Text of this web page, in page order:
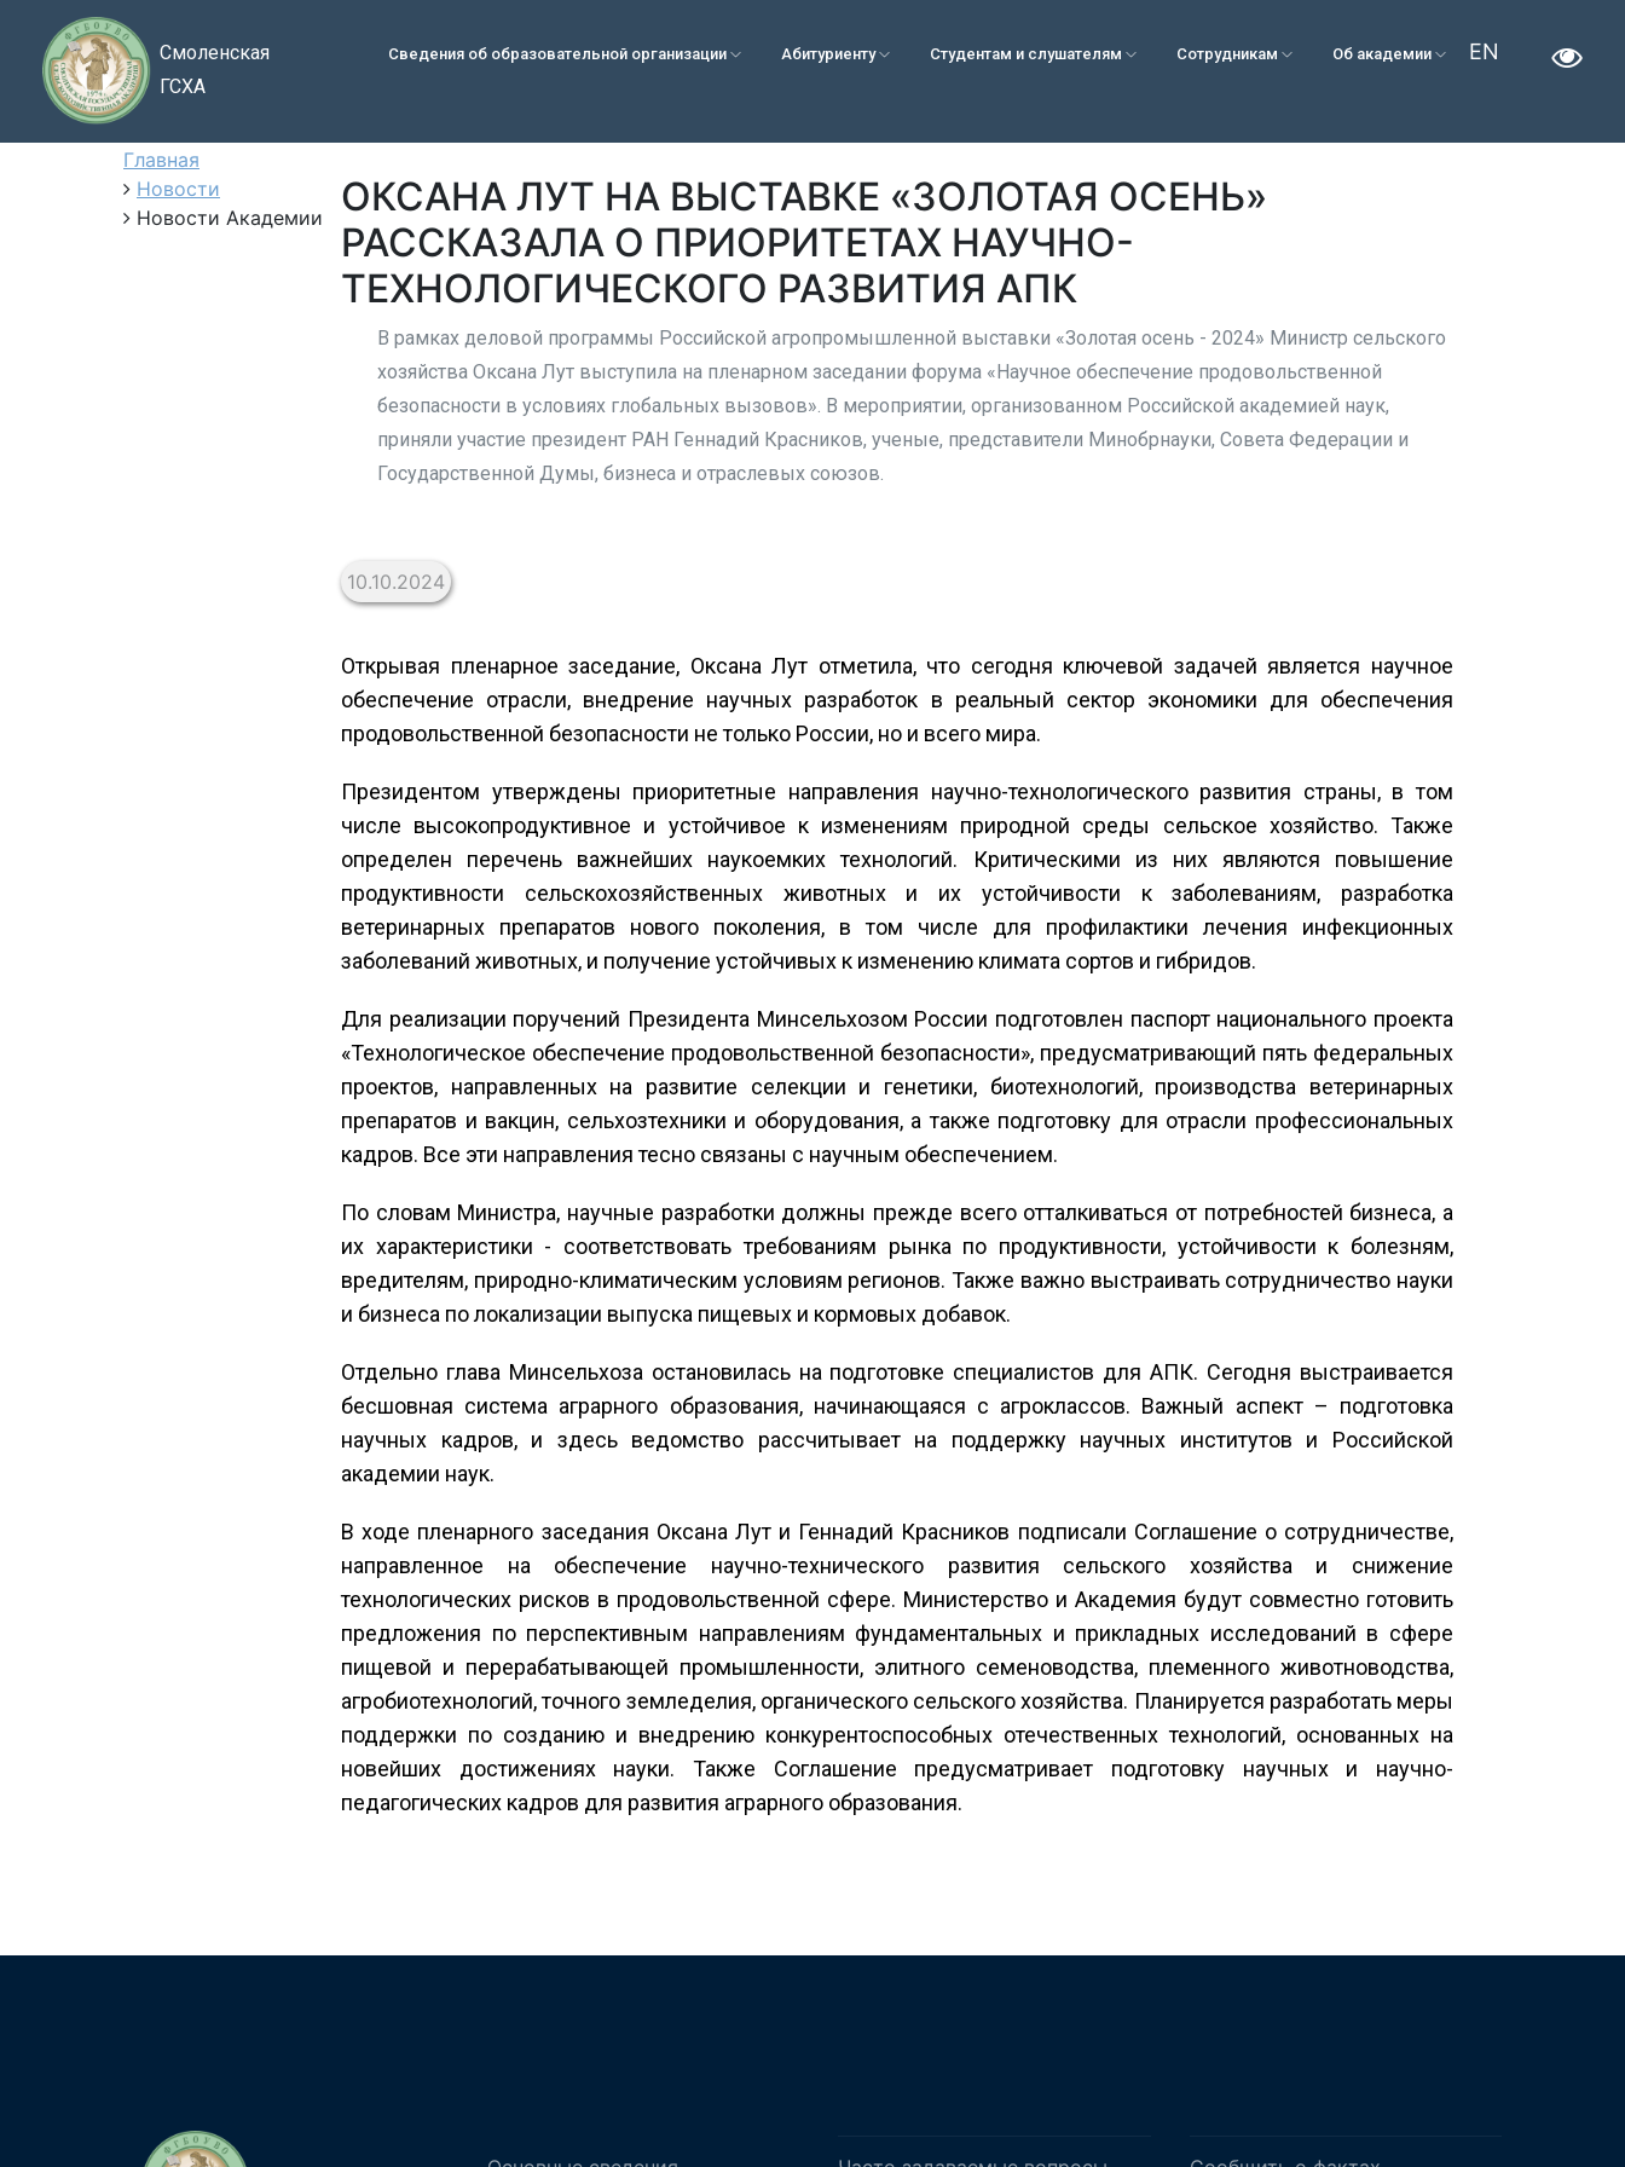
Смоленская
ГСХА
Сведения об образовательной организации Абитуриенту Студентам и слушателям Сотрудникам Об академии EN
Главная
Новости
Новости Академии
ОКСАНА ЛУТ НА ВЫСТАВКЕ «ЗОЛОТАЯ ОСЕНЬ»
РАССКАЗАЛА О ПРИОРИТЕТАХ НАУЧНО-
ТЕХНОЛОГИЧЕСКОГО РАЗВИТИЯ АПК
В рамках деловой программы Российской агропромышленной выставки «Золотая осень - 2024» Министр сельского
хозяйства Оксана Лут выступила на пленарном заседании форума «Научное обеспечение продовольственной
безопасности в условиях глобальных вызовов». В мероприятии, организованном Российской академией наук,
приняли участие президент РАН Геннадий Красников, ученые, представители Минобрнауки, Совета Федерации и
Государственной Думы, бизнеса и отраслевых союзов.
10.10.2024
Открывая пленарное заседание, Оксана Лут отметила, что сегодня ключевой задачей является научное
обеспечение отрасли, внедрение научных разработок в реальный сектор экономики для обеспечения
продовольственной безопасности не только России, но и всего мира.
Президентом утверждены приоритетные направления научно-технологического развития страны, в том
числе высокопродуктивное и устойчивое к изменениям природной среды сельское хозяйство. Также
определен перечень важнейших наукоемких технологий. Критическими из них являются повышение
продуктивности сельскохозяйственных животных и их устойчивости к заболеваниям, разработка
ветеринарных препаратов нового поколения, в том числе для профилактики лечения инфекционных
заболеваний животных, и получение устойчивых к изменению климата сортов и гибридов.
Для реализации поручений Президента Минсельхозом России подготовлен паспорт национального проекта
«Технологическое обеспечение продовольственной безопасности», предусматривающий пять федеральных
проектов, направленных на развитие селекции и генетики, биотехнологий, производства ветеринарных
препаратов и вакцин, сельхозтехники и оборудования, а также подготовку для отрасли профессиональных
кадров. Все эти направления тесно связаны с научным обеспечением.
По словам Министра, научные разработки должны прежде всего отталкиваться от потребностей бизнеса, а
их характеристики - соответствовать требованиям рынка по продуктивности, устойчивости к болезням,
вредителям, природно-климатическим условиям регионов. Также важно выстраивать сотрудничество науки
и бизнеса по локализации выпуска пищевых и кормовых добавок.
Отдельно глава Минсельхоза остановилась на подготовке специалистов для АПК. Сегодня выстраивается
бесшовная система аграрного образования, начинающаяся с агроклассов. Важный аспект – подготовка
научных кадров, и здесь ведомство рассчитывает на поддержку научных институтов и Российской
академии наук.
В ходе пленарного заседания Оксана Лут и Геннадий Красников подписали Соглашение о сотрудничестве,
направленное на обеспечение научно-технического развития сельского хозяйства и снижение
технологических рисков в продовольственной сфере. Министерство и Академия будут совместно готовить
предложения по перспективным направлениям фундаментальных и прикладных исследований в сфере
пищевой и перерабатывающей промышленности, элитного семеноводства, племенного животноводства,
агробиотехнологий, точного земледелия, органического сельского хозяйства. Планируется разработать меры
поддержки по созданию и внедрению конкурентоспособных отечественных технологий, основанных на
новейших достижениях науки. Также Соглашение предусматривает подготовку научных и научно-
педагогических кадров для развития аграрного образования.